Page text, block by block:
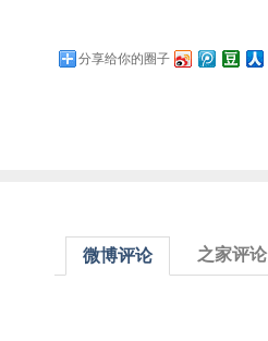
分享给你的圈子
微博评论 之家评论